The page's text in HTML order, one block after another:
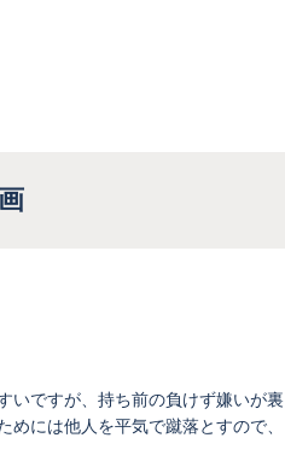
いですが、持ち前の負けず嫌いが裏
には他人を平気で蹴落とすので、